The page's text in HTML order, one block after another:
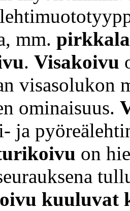
mm.
. Visakoivu
visasolukon
ominaisuus.
ja
on
kuuluvat